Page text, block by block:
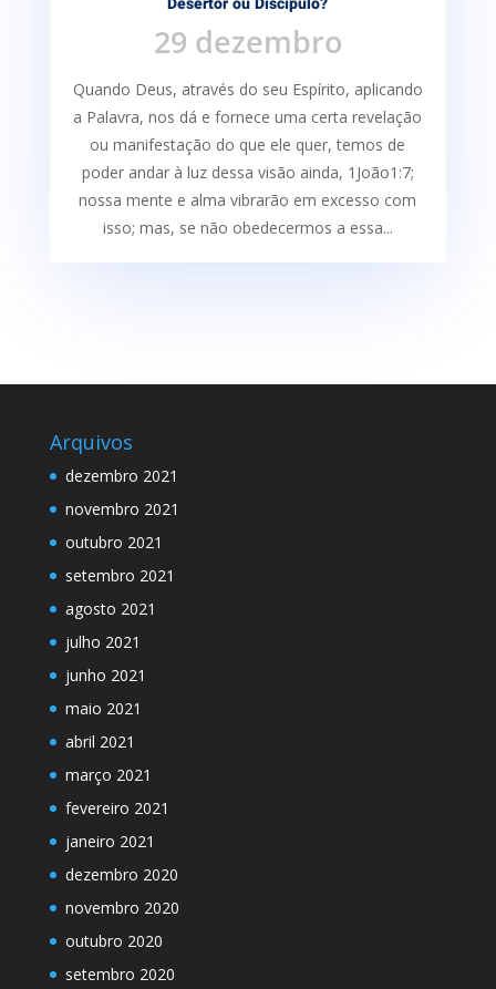
29 dezembro
Quando Deus, através do seu Espírito, aplicando
a Palavra, nos dá e fornece uma certa re­velação
ou manifestação do que ele quer, temos de
poder andar à luz dessa visão ainda, 1João1:7;
nossa mente e alma vibrarão em excesso com
isso; mas, se não obedecermos a essa...
Arquivos
dezembro 2021
novembro 2021
outubro 2021
setembro 2021
agosto 2021
julho 2021
junho 2021
maio 2021
abril 2021
março 2021
fevereiro 2021
janeiro 2021
dezembro 2020
novembro 2020
outubro 2020
setembro 2020